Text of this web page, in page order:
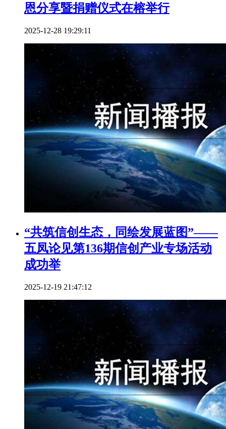
恩分享暨捐赠仪式在榕举行
2025-12-28 19:29:11
“共筑信创生态，同绘发展蓝图”——
五凤论见第136期信创产业专场活动
成功举
2025-12-19 21:47:12